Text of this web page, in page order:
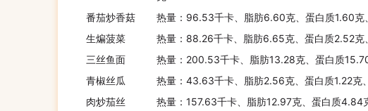
番茄炒香菇 热量：96.53千卡、脂肪6.60克、蛋白质1.60
生煸菠菜
热量：88.26千卡、脂肪6.65克、蛋白质2.52
三丝鱼面
热量：200.53千卡、脂肪13.28克、蛋白质
青椒丝瓜
热量：43.63千卡、脂肪2.56克、蛋白质1.22克
肉炒茄丝
热量：157.63千卡、脂肪12.97克、蛋白质4.84